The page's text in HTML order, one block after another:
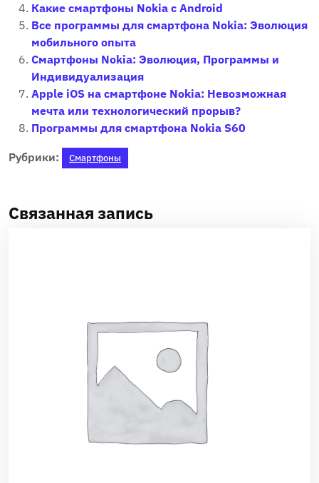
Какие смартфоны Nokia с Android
Все программы для смартфона Nokia: Эволюция
мобильного опыта
Смартфоны Nokia: Эволюция‚ Программы и
Индивидуализация
Apple iOS на смартфоне Nokia: Невозможная
мечта или технологический прорыв?
Программы для смартфона Nokia S60
Рубрики: Смартфоны
Связанная запись